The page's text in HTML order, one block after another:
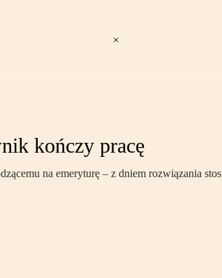
kończy pracę
na emeryturę – z dniem rozwiązania